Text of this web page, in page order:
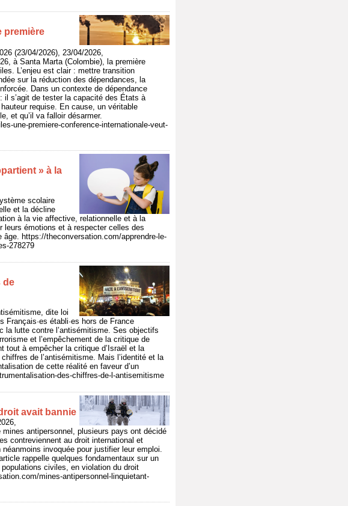
première
(23/04/2026), 23/04/2026,
à Santa Marta (Colombie), la première
L’enjeu est clair : mettre transition
sur la réduction des dépendances, la
Dans un contexte de dépendance
il s’agit de tester la capacité des États à
requise. En cause, un véritable
et qu’il va falloir désarmer.
une-premiere-conference-internationale-veut-
» à la
scolaire
et la décline
à la vie affective, relationnelle et à la
leurs émotions et à respecter celles des
https://theconversation.com/apprendre-le-
278279
de
dite loi
Français·es établi·es hors de France
la lutte contre l’antisémitisme. Ses objectifs
et l’empêchement de la critique de
tout à empêcher la critique d’Israël et la
de l’antisémitisme. Mais l’identité et la
de cette réalité en faveur d’un
des-chiffres-de-l-antisemitisme
avait bannie
antipersonnel, plusieurs pays ont décidé
contreviennent au droit international et
invoquée pour justifier leur emploi.
rappelle quelques fondamentaux sur un
civiles, en violation du droit
mines-antipersonnel-linquietant-